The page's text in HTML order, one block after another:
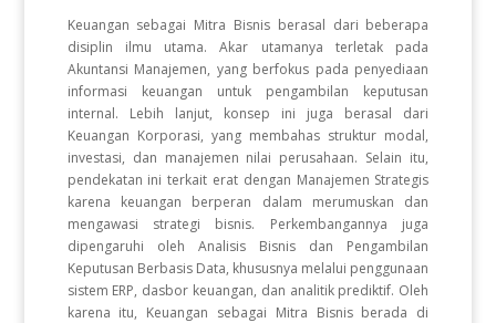
Keuangan sebagai Mitra Bisnis berasal dari beberapa
disiplin ilmu utama. Akar utamanya terletak pada
Akuntansi Manajemen, yang berfokus pada penyediaan
informasi keuangan untuk pengambilan keputusan
internal. Lebih lanjut, konsep ini juga berasal dari
Keuangan Korporasi, yang membahas struktur modal,
investasi, dan manajemen nilai perusahaan. Selain itu,
pendekatan ini terkait erat dengan Manajemen Strategis
karena keuangan berperan dalam merumuskan dan
mengawasi strategi bisnis. Perkembangannya juga
dipengaruhi oleh Analisis Bisnis dan Pengambilan
Keputusan Berbasis Data, khususnya melalui penggunaan
sistem ERP, dasbor keuangan, dan analitik prediktif. Oleh
karena itu, Keuangan sebagai Mitra Bisnis berada di